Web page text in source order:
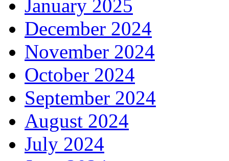
January 2025
December 2024
November 2024
October 2024
September 2024
August 2024
July 2024